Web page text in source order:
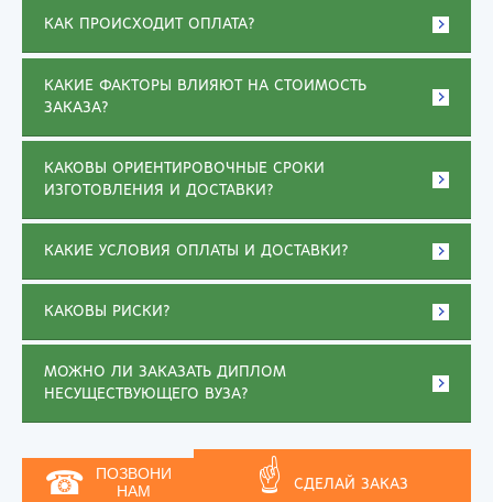
КАК ПРОИСХОДИТ ОПЛАТА?
КАКИЕ ФАКТОРЫ ВЛИЯЮТ НА СТОИМОСТЬ
ЗАКАЗА?
КАКОВЫ ОРИЕНТИРОВОЧНЫЕ СРОКИ
ИЗГОТОВЛЕНИЯ И ДОСТАВКИ?
КАКИЕ УСЛОВИЯ ОПЛАТЫ И ДОСТАВКИ?
КАКОВЫ РИСКИ?
МОЖНО ЛИ ЗАКАЗАТЬ ДИПЛОМ
НЕСУЩЕСТВУЮЩЕГО ВУЗА?
☎
ПОЗВОНИ
НАМ
☝ СДЕЛАЙ ЗАКАЗ